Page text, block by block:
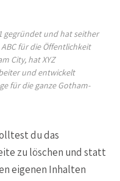
gegründet und hat seither
für die Öffentlichkeit
City, hat XYZ
und entwickelt
für die ganze Gotham-
du das
zu löschen und statt
eigenen Inhalten